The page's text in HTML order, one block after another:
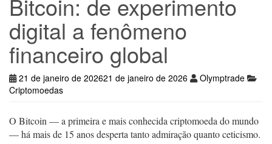
Bitcoin: de experimento
digital a fenômeno
financeiro global
21 de janeiro de 202621 de janeiro de 2026
Olymptrade
Criptomoedas
O Bitcoin — a primeira e mais conhecida criptomoeda do mundo
— há mais de 15 anos desperta tanto admiração quanto ceticismo.